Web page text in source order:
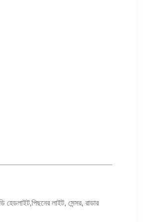
লাইট, সেন্সর, রাডার